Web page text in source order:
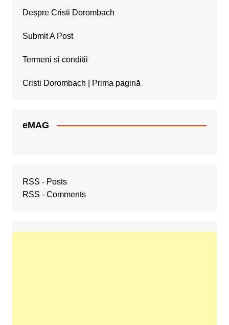
Despre Cristi Dorombach
Submit A Post
Termeni si conditii
Cristi Dorombach | Prima pagină
eMAG
RSS - Posts
RSS - Comments